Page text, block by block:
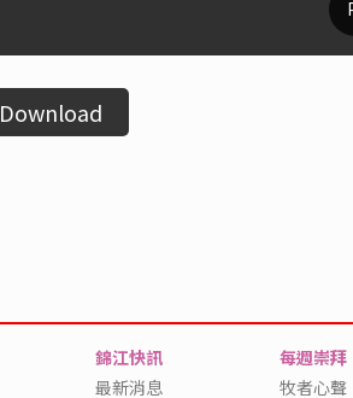
Download
錦江快訊
最新消息
每週崇拜
牧者心聲